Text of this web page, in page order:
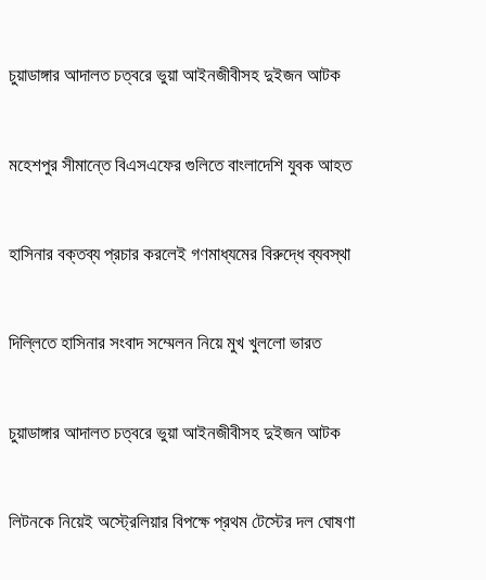
চুয়াডাঙ্গার আদালত চত্বরে ভুয়া আইনজীবীসহ দুইজন আটক
মহেশপুর সীমান্তে বিএসএফের গুলিতে বাংলাদেশি যুবক আহত
হাসিনার বক্তব্য প্রচার করলেই গণমাধ্যমের বিরুদ্ধে ব্যবস্থা
দিল্লিতে হাসিনার সংবাদ সম্মেলন নিয়ে মুখ খুললো ভারত
চুয়াডাঙ্গার আদালত চত্বরে ভুয়া আইনজীবীসহ দুইজন আটক
লিটনকে নিয়েই অস্ট্রেলিয়ার বিপক্ষে প্রথম টেস্টের দল ঘোষণা